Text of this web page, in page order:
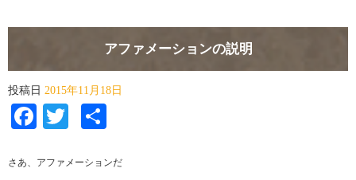
アファメーションの説明
投稿日 2015年11月18日
Facebook
Twitter
さあ、アファメーションだ